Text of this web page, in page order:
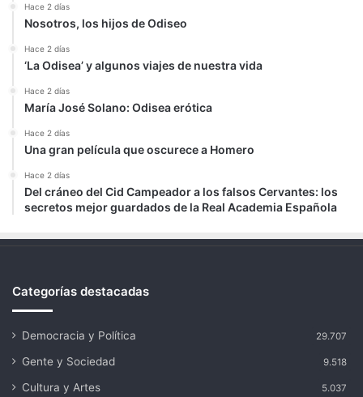
Hace 2 días
Nosotros, los hijos de Odiseo
Hace 2 días
‘La Odisea’ y algunos viajes de nuestra vida
Hace 2 días
María José Solano: Odisea erótica
Hace 2 días
Una gran película que oscurece a Homero
Hace 2 días
Del cráneo del Cid Campeador a los falsos Cervantes: los
secretos mejor guardados de la Real Academia Española
Categorías destacadas
Democracia y Política 29.707
Gente y Sociedad 9.518
Cultura y Artes 5.037